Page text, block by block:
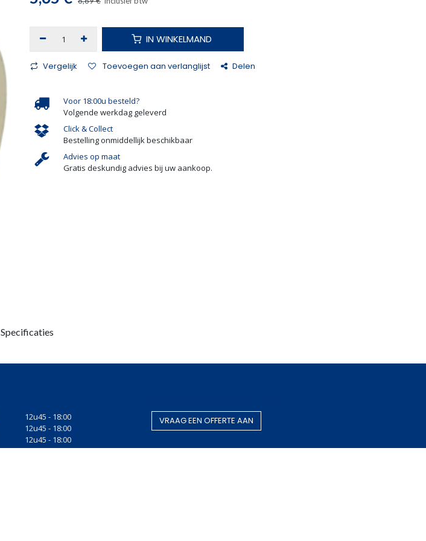
IN WINKELMAND
Vergelijk Toevoegen aan verlanglijst Delen
Voor 18:00u besteld?
Volgende werkdag geleverd
Click & Collect
Bestelling onmiddellijk beschikbaar
Advies op maat
Gratis deskundig advies bij uw aankoop.
Specificaties
12u45 - 18:00
12u45 - 18:00
12u45 - 18:00
12u45 - 18:00
VRAAG EEN OF​​​​FERTE AAN